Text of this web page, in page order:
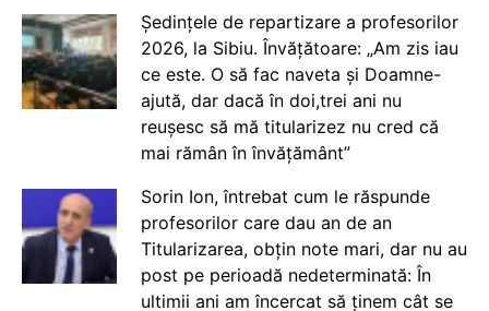
Ședințele de repartizare a profesorilor
2026, la Sibiu. Învățătoare: „Am zis iau
ce este. O să fac naveta și Doamne-
ajută, dar dacă în doi,trei ani nu
reușesc să mă titularizez nu cred că
mai rămân în învățământ”
Sorin Ion, întrebat cum le răspunde
profesorilor care dau an de an
Titularizarea, obțin note mari, dar nu au
post pe perioadă nedeterminată: În
ultimii ani am încercat să ținem cât se